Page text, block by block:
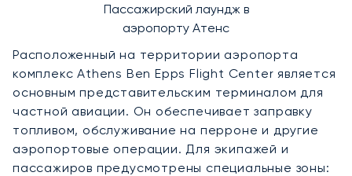
Пассажирский лаундж в
аэропорту Атенс
Расположенный на территории аэропорта
комплекс Athens Ben Epps Flight Center является
основным представительским терминалом для
частной авиации. Он обеспечивает заправку
топливом, обслуживание на перроне и другие
аэропортовые операции. Для экипажей и
пассажиров предусмотрены специальные зоны: